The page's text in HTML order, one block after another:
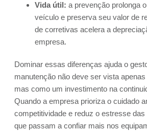
Vida útil: a prevenção prolonga
veículo e preserva seu valor de
de corretivas acelera a
empresa.
Dominar essas diferenças ajuda o
manutenção não deve ser vista
mas como um investimento na
Quando a empresa prioriza o cuidado
competitividade e reduz o estresse
que passam a confiar mais nos